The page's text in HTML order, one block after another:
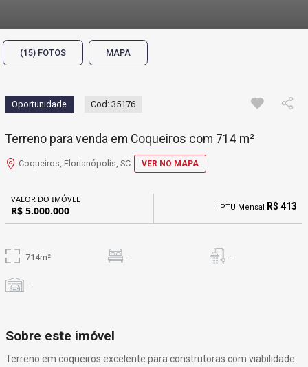
(15) FOTOS MAPA
Oportunidade Cod: 35176
Terreno para venda em Coqueiros com 714 m²
Coqueiros, Florianópolis, SC VER NO MAPA
VALOR DO IMÓVEL
R$ 5.000.000 IPTU Mensal R$ 413
714m² - -
-
Sobre este imóvel
Terreno em coqueiros excelente para construtoras com viabilidade